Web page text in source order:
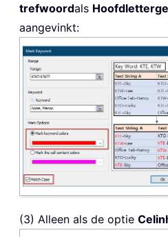
trefwoordals
aangevinkt:
(3) Alleen als de optie